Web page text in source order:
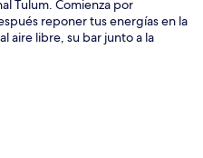
Tulum. Comienza por
reponer tus energías en la
aire libre, su bar junto a la